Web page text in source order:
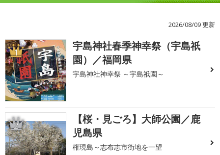
2026/08/09 更新
1
宇島神社春季神幸祭（宇島祇
園）／福岡県
宇島神社神幸祭 ～宇島祇園～
2
【桜・見ごろ】大師公園／鹿
児島県
権現島～志布志市街地を一望